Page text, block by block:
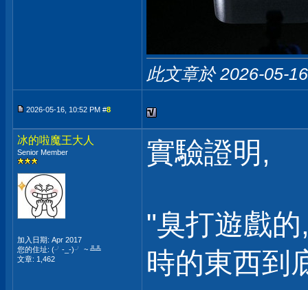
此文章於 2026-05-
2026-05-16, 10:52 PM #8
冰的啦魔王大人
Senior Member
加入日期: Apr 2017
您的住址: (╯-_-)╯ ~ ╩╩
文章: 1,462
實驗證明,
"臭打遊戲
時的東西到